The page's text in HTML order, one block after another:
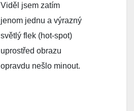
Viděl jsem zatím
jenom jednu a výrazný
světlý flek (hot-spot)
uprostřed obrazu
opravdu nešlo minout.